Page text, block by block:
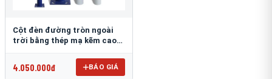
Cột đèn đường tròn ngoài
trời bằng thép mạ kẽm cao
4.050.000đ BÁO GIÁ